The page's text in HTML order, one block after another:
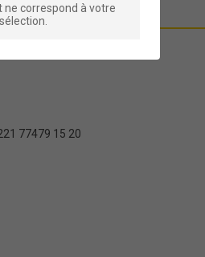
77479 15 20
ne correspond à votre
sélection.